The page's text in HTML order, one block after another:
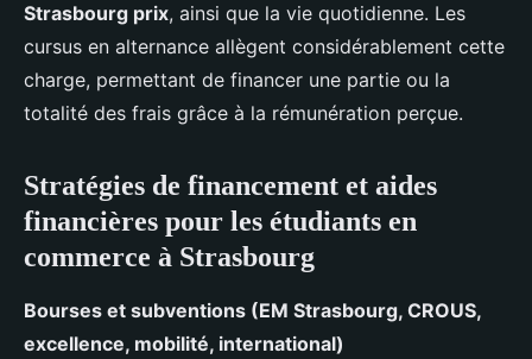
Strasbourg prix, ainsi que la vie quotidienne. Les
cursus en alternance allègent considérablement cette
charge, permettant de financer une partie ou la
totalité des frais grâce à la rémunération perçue.
Stratégies de financement et aides
financières pour les étudiants en
commerce à Strasbourg
Bourses et subventions (EM Strasbourg, CROUS,
excellence, mobilité, international)